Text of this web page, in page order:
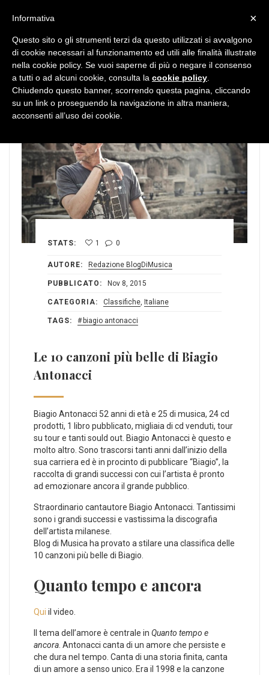
STATS: 1 0
AUTORE: Redazione BlogDiMusica
PUBBLICATO: Nov 8, 2015
CATEGORIA: Classifiche, Italiane
TAGS: biagio antonacci
Le 10 canzoni più belle di Biagio
Antonacci
Biagio Antonacci 52 anni di età e 25 di musica, 24 cd
prodotti, 1 libro pubblicato, migliaia di cd venduti, tour
su tour e tanti sould out. Biagio Antonacci è questo e
molto altro. Sono trascorsi tanti anni dall’inizio della
sua carriera ed è in procinto di pubblicare “Biagio”, la
raccolta di grandi successi con cui l’artista ê pronto
ad emozionare ancora il grande pubblico.
Straordinario cantautore Biagio Antonacci. Tantissimi
sono i grandi successi e vastissima la discografia
dell’artista milanese.
Blog di Musica ha provato a stilare una classifica delle
10 canzoni più belle di Biagio.
Quanto tempo e ancora
Qui il video.
Il tema dell’amore è centrale in Quanto tempo e
ancora . Antonacci canta di un amore che persiste e
che dura nel tempo. Canta di una storia finita, canta
di un amore a senso unico. Era il 1998 e la canzone
×
Informativa
Questo sito o gli strumenti terzi da questo utilizzati si avvalgono
di cookie necessari al funzionamento ed utili alle finalità illustrate
nella cookie policy. Se vuoi saperne di più o negare il consenso
a tutti o ad alcuni cookie, consulta la cookie policy
Chiudendo questo banner, scorrendo questa pagina, cliccando
su un link o proseguendo la navigazione in altra maniera,
acconsenti all’uso dei cookie.